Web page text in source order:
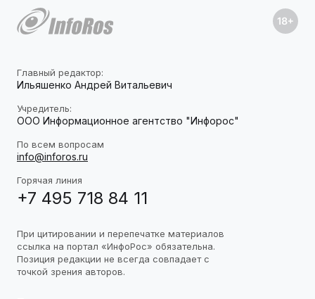
Главный редактор:
Ильяшенко Андрей Витальевич
Учредитель:
ООО Информационное агентство "Инфорос"
По всем вопросам
info@inforos.ru
Горячая линия
+7 495 718 84 11
При цитировании и перепечатке материалов
ссылка на портал «ИнфоРос» обязательна.
Позиция редакции не всегда совпадает с
точкой зрения авторов.